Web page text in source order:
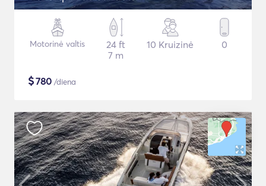
Motorinė valtis
24 ft
7 m
10 Kruizinė 0
$780 /diena